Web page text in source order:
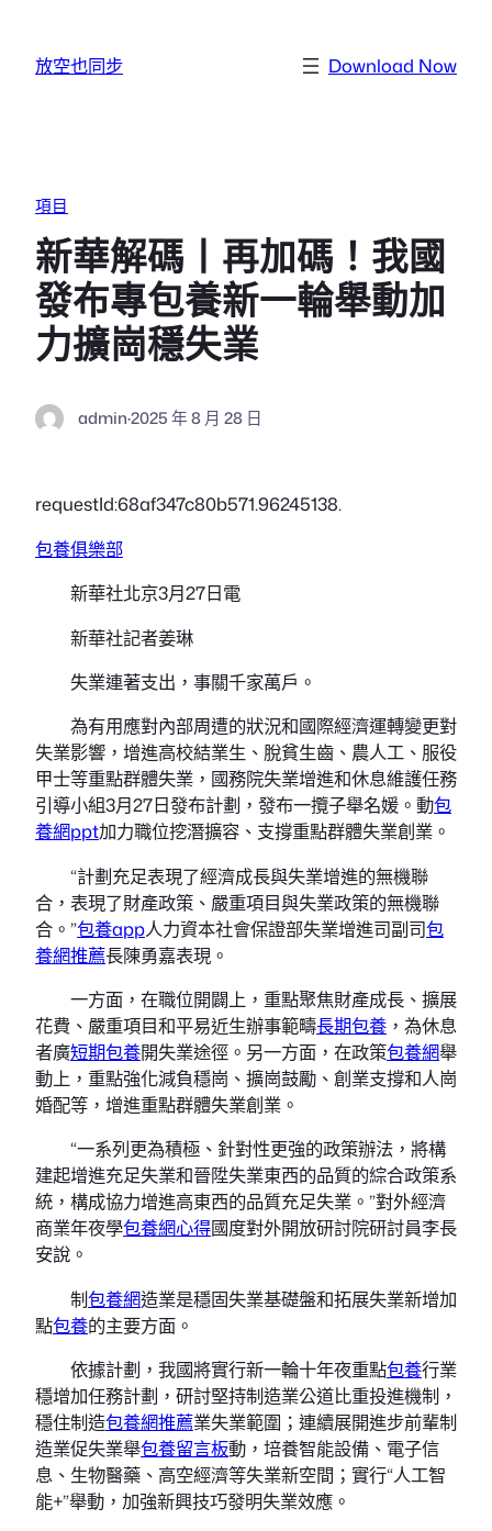
放空也同步 Download Now
項目
新華解碼丨再加碼！我國
發布專包養新一輪舉動加
力擴崗穩失業
admin·2025 年 8 月 28 日
requestId:68af347c80b571.96245138.
包養俱樂部
新華社北京3月27日電
新華社記者姜琳
失業連著支出，事關千家萬戶。
為有用應對內部周遭的狀況和國際經濟運轉變更對
失業影響，增進高校結業生、脫貧生齒、農人工、服役
甲士等重點群體失業，國務院失業增進和休息維護任務
引導小組3月27日發布計劃，發布一攬子舉名媛。動包
養網ppt加力職位挖潛擴容、支撐重點群體失業創業。
“計劃充足表現了經濟成長與失業增進的無機聯
合，表現了財產政策、嚴重項目與失業政策的無機聯
合。”包養app人力資本社會保證部失業增進司副司包
養網推薦長陳勇嘉表現。
一方面，在職位開闢上，重點聚焦財產成長、擴展
花費、嚴重項目和平易近生辦事範疇長期包養 ，為休息
者廣短期包養開失業途徑。另一方面，在政策包養網舉
動上，重點強化減負穩崗、擴崗鼓勵、創業支撐和人崗
婚配等，增進重點群體失業創業。
“一系列更為積極、針對性更強的政策辦法，將構
建起增進充足失業和晉陞失業東西的品質的綜合政策系
統，構成協力增進高東西的品質充足失業。”對外經濟
商業年夜學包養網心得國度對外開放研討院研討員李長
安說。
制包養網造業是穩固失業基礎盤和拓展失業新增加
點包養的主要方面。
依據計劃，我國將實行新一輪十年夜重點包養行業
穩增加任務計劃，研討堅持制造業公道比重投進機制，
穩住制造包養網推薦業失業範圍；連續展開進步前輩制
造業促失業舉包養留言板動，培養智能設備、電子信
息、生物醫藥、高空經濟等失業新空間；實行“人工智
能+”舉動，加強新興技巧發明失業效應。